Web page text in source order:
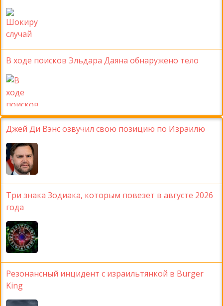
В ходе поисков Эльдара Даяна обнаружено тело
Джей Ди Вэнс озвучил свою позицию по Израилю
Три знака Зодиака, которым повезет в августе 2026
года
Резонансный инцидент с израильтянкой в Burger
King